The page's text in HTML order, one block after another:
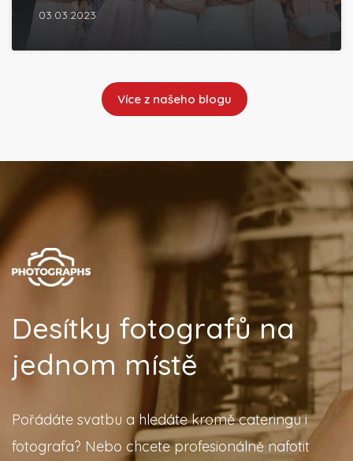
03.03.2023
Více z našeho blogu
Desítky fotografů na
jednom místě
Pořádáte svatbu a hledáte kromě cateringu i
fotografa? Nebo chcete profesionálně nafotit